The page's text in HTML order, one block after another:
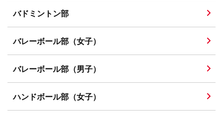
バドミントン部
バレーボール部（女子）
バレーボール部（男子）
ハンドボール部（女子）